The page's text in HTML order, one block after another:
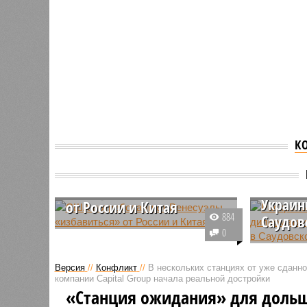
США потребовали от
от России и Китая
Администрация США выдвинула
быть выполнены до возможного
снятия ограничений на
увеличение добычи нефти.
884
0
В
России.
Версия // Конфликт // В нескольких станциях от уже
компании Capital Group начала реальной достройки
«Станция ожидания» для